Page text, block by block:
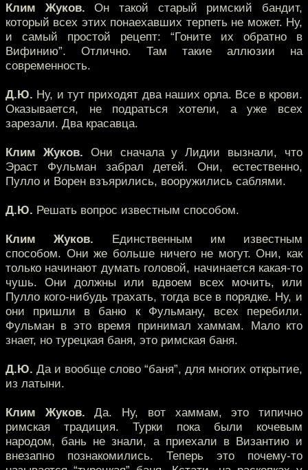
Клим Жуков. Он такой старый римский бандит,
который всех этих понаехавших терпеть не может. Ну,
и самый простой рецепт: “Гоните их обратно в
Вифинию”. Отлично. Там такие аллюзии на
современность.
Д.Ю. Ну, и тут приходят два наших орла. Все в крови.
Оказывается, не подраться хотели, а уже всех
зарезали. Два красавца.
Клим Жуков. Они сначала у Лидии вызнали, что
Эраст Фульман забрал детей. Они, естественно,
Пулло и Ворен взъярились, вооружились саблями.
Д.Ю. Решать вопрос известным способом.
Клим Жуков. Единственным им известным
способом. Они же больше ничего не могут. Они, как
только начинают думать головой, начинается какая-то
чушь. Они должны или вдвоем всех мочить, или
Пулло кого-нибудь трахать, тогда все в порядке. Ну, и
они пришли в баню к Фульману, всех перебили.
Фульман в это время принимал хаммам. Мало кто
знает, но турецкая баня, это римская баня.
Д.Ю. Да и вообще слово “баня”, для многих открытие,
из латыни.
Клим Жуков. Да. Ну, вот хаммам, это типично
римская традиция. Турки пока были кочевым
народом, бань не знали, а приехали в Византию и
внезапно познакомились. Теперь это почему-то